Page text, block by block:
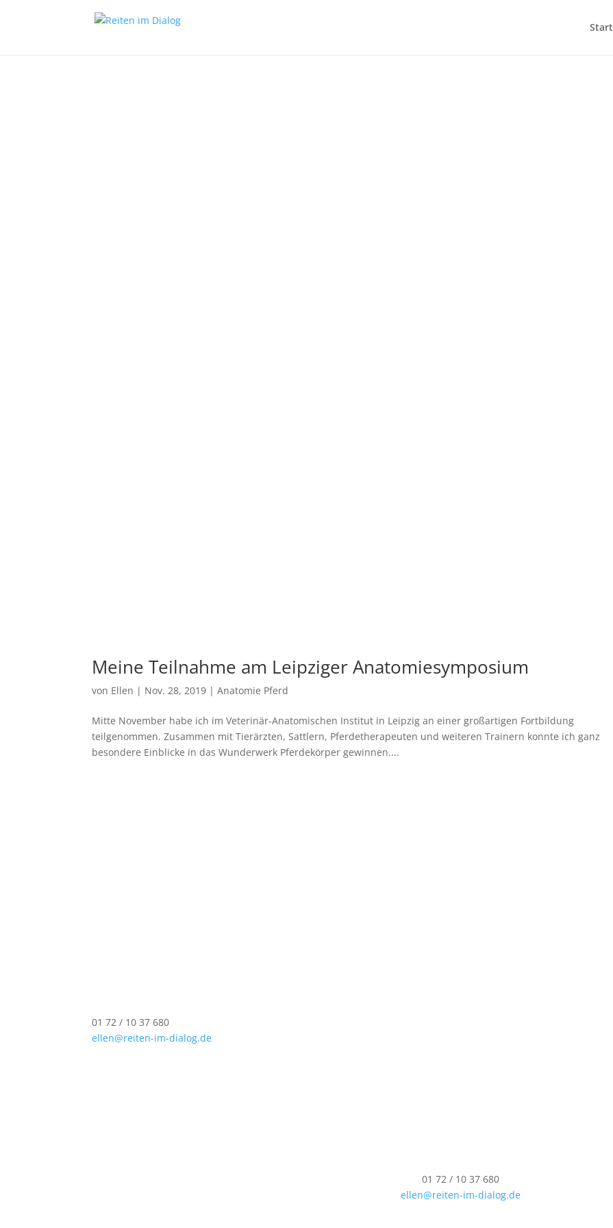
Start
Meine Teilnahme am Leipziger Anatomiesymposium
von Ellen | Nov. 28, 2019 |Anatomie Pferd
Mitte November habe ich im Veterinär-Anatomischen Institut in Leipzig an einer großartigen Fortbildung
teilgenommen. Zusammen mit Tierärzten, Sattlern, Pferdetherapeuten und weiteren Trainern konnte ich ganz
besondere Einblicke in das Wunderwerk Pferdekörper gewinnen....
01 72 / 10 37 680
ellen@reiten-im-dialog.de
01 72 / 10 37 680
ellen@reiten-im-dialog.de